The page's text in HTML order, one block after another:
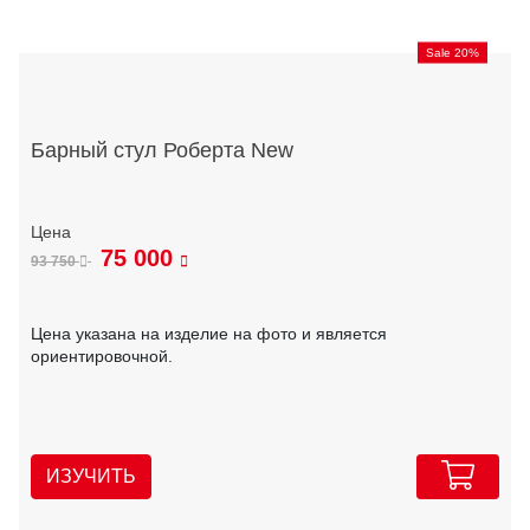
Sale 20%
Барный стул Роберта New
93 750 75 000
Цена указана на изделие на фото и является
ориентировочной.
ИЗУЧИТЬ